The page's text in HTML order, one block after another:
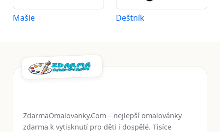
Mašle Deštník
ZdarmaOmalovanky.Com – nejlepší omalovánky
zdarma k vytisknutí pro děti i dospělé. Tisíce